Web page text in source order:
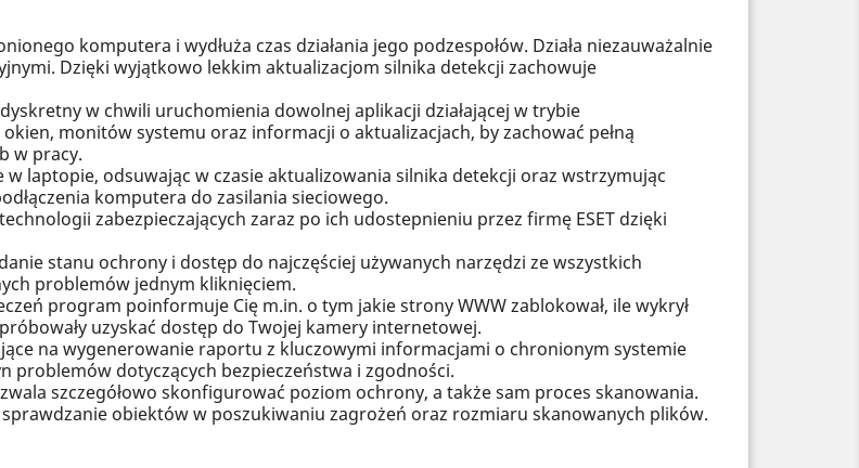
komputera i wydłuża czas działania jego podzespołów. Działa niezauważalnie
Dzięki wyjątkowo lekkim aktualizacjom silnika detekcji zachowuje
w chwili uruchomienia dowolnej aplikacji działającej w trybie
monitów systemu oraz informacji o aktualizacjach, by zachować pełną
w pracy.
w laptopie, odsuwając w czasie aktualizowania silnika detekcji oraz wstrzymując
komputera do zasilania sieciowego.
zabezpieczających zaraz po ich udostepnieniu przez firmę ESET dzięki
stanu ochrony i dostęp do najczęściej używanych narzędzi ze wszystkich
problemów jednym kliknięciem.
program poinformuje Cię m.in. o tym jakie strony WWW zablokował, ile wykrył
uzyskać dostęp do Twojej kamery internetowej.
na wygenerowanie raportu z kluczowymi informacjami o chronionym systemie
problemów dotyczących bezpieczeństwa i zgodności.
szczegółowo skonfigurować poziom ochrony, a także sam proces skanowania.
obiektów w poszukiwaniu zagrożeń oraz rozmiaru skanowanych plików.